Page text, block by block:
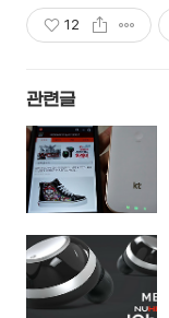
12
관련글